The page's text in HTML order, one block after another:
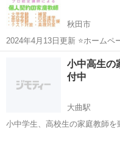
秋田市
2024年4月13日更新 ⭐️ホームページ・・https://kojin-
katekyo.my.canva.site/ ⭐️サービス提供中のサイト一覧 ①ストアカ:
https://www.street-acade...
家庭教師
小中高生の
付中
大曲駅
小中学生、高校生の家庭教師